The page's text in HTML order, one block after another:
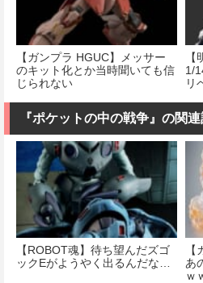
【ガンプラ HGUC】メッサー
のキット化とか当時聞いても信
じられない
1/
リ
『ポケットの中の戦争』の関
【ROBOT魂】待ち望んだズゴ
ックEがようやく出るんだな…
あ
ｗ